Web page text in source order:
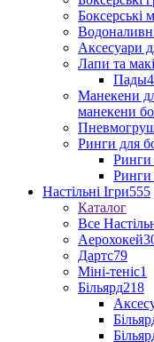
Боксерські
Аксесуари
Лапи та
Пады4
Манекени
манекени
Ринги для
Ринги
Ринги
Настільні Ігри555
Каталог
Все
Аерохокей
Дартс79
Міні-теніс1
Більярд218